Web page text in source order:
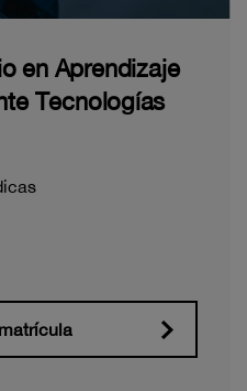
en Aprendizaje
Tecnologías